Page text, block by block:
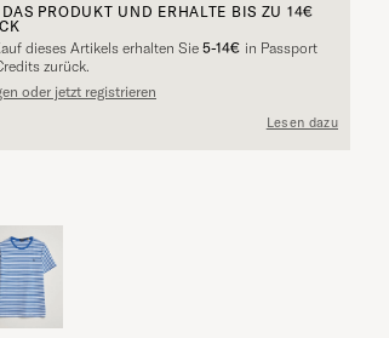
PRODUKT UND ERHALTE BIS ZU 14€
dieses Artikels erhalten Sie5-14€ in Passport
zurück.
oder jetzt registrieren
Lesen dazu